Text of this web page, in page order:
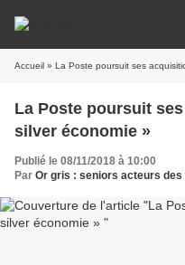
Accueil » La Poste poursuit ses
La Poste poursuit
silver économie »
Publié le 08/11/2018 à 10:00
Par Or gris : seniors acteurs des